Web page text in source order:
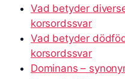
Vad betyder
korsordssvar
Vad betyder
korsordssvar
Dominans –